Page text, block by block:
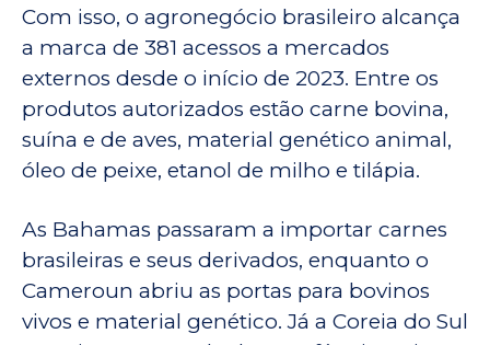
Com isso, o agronegócio brasileiro alcança
a marca de 381 acessos a mercados
externos desde o início de 2023. Entre os
produtos autorizados estão carne bovina,
suína e de aves, material genético animal,
óleo de peixe, etanol de milho e tilápia.
As Bahamas passaram a importar carnes
brasileiras e seus derivados, enquanto o
Cameroun abriu as portas para bovinos
vivos e material genético. Já a Coreia do Sul